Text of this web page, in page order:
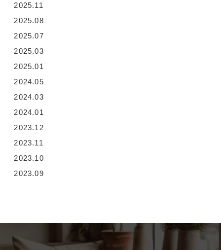
2025.11
2025.08
2025.07
2025.03
2025.01
2024.05
2024.03
2024.01
2023.12
2023.11
2023.10
2023.09